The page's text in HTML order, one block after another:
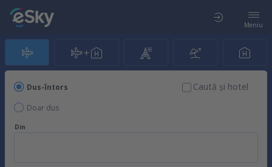
Meniu
Dus-întors
Doar dus
Caută şi hotel
Din